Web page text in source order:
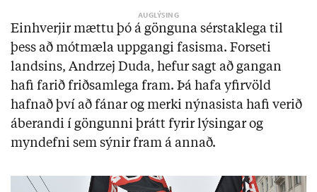
Einhverjir mættu þó á gönguna sérstaklega til
þess að mótmæla uppgangi fasisma. Forseti
landsins, Andrzej Duda, hefur sagt að gangan
hafi farið friðsamlega fram. Þá hafa yfirvöld
hafnað því að fánar og merki nýnasista hafi verið
áberandi í göngunni þrátt fyrir lýsingar og
myndefni sem sýnir fram á annað.